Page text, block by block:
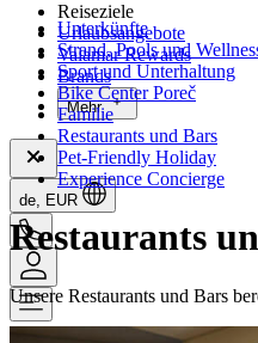
Reiseziele
Urlaubsangebote
Valamar Rewards
Brands
Mehr
de, EUR
Unterkünfte
Strand, Pools und
Sport und Unterhaltung
Bike Center Poreč
Familie
Restaurants und Bars
Pet-Friendly Holiday
Experience Concierge
Restaurants
Unsere Restaurants und Bars